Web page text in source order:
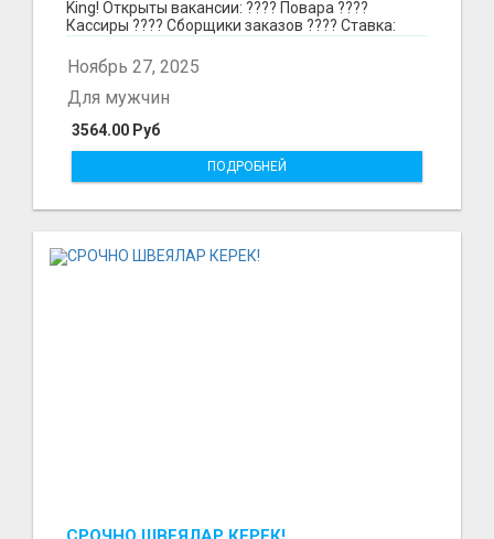
King! Открыты вакансии: ???? Повара ????
Кассиры ???? Сборщики заказов ???? Ставка:
Ноябрь 27, 2025
3564.00 Руб
Для мужчин
ПОДРОБНЕЙ